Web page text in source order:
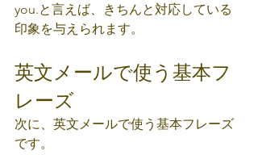
you.と言えば、きちんと対応している
印象を与えられます。
英文メールで使う基本フ
レーズ
次に、英文メールで使う基本フレーズ
です。